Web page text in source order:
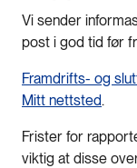
Vi sender
post i god tid før
Framdrifts- og
Mitt nettsted.
Frister for
viktig at disse